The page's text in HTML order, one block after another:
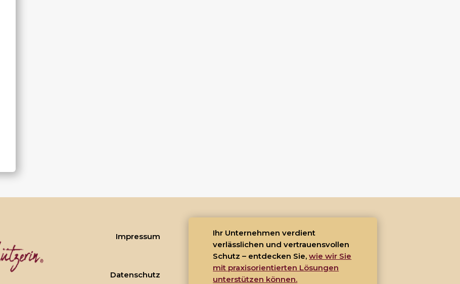
Impressum
Datenschutz
Ihr Unternehmen verdient
verlässlichen und vertrauensvollen
Schutz – entdecken Sie,wie wir Sie
mit praxisorientierten Lösungen
unterstützen können.